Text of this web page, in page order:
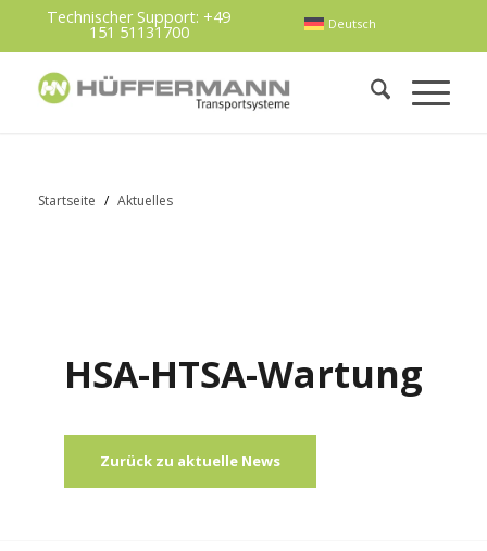
Deutsch
Technischer Support: +49
151 51131700
Startseite / Aktuelles
HSA-HTSA-Wartung
Zurück zu aktuelle News